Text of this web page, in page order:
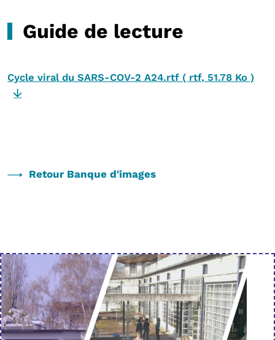
Guide de lecture
Cycle viral du SARS-COV-2 A24.rtf ( rtf, 51.78 Ko )
Retour Banque d'images